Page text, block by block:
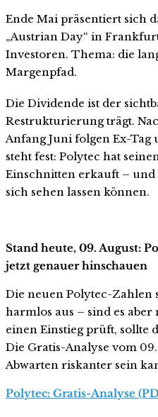
Ende Mai präsentiert sich
„Austrian Day“ in
Investoren. Thema: die
Margenpfad.
Die Dividende ist der
Restrukturierung trägt.
Anfang Juni folgen Ex-Tag
steht fest: Polytec hat
Einschnitten erkauft – und
sich sehen lassen können.
Stand heute, 09. August:
jetzt genauer hinschauen
Die neuen Polytec-Zahlen
harmlos aus – sind es
einen Einstieg prüft, sollte
Die Gratis-Analyse vom
Abwarten riskanter sein
Polytec: Gratis-Analyse